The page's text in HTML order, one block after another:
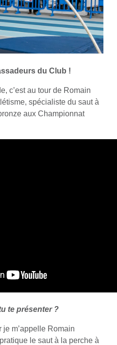
du Club !
c’est au tour de Romain
spécialiste du saut à
aux Championnat
te présenter ?
je m’appelle Romain
le saut à la perche à